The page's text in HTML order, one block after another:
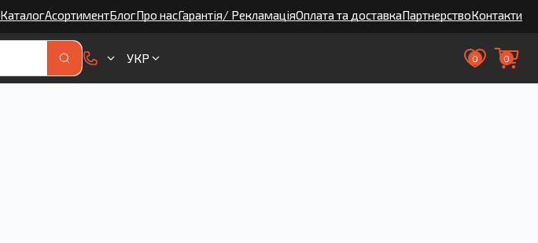
КаталогАсортиментБлогПро насГарантія/ РекламаціяОплата та доставкаПартнерствоКонтакти
УКР 0 0